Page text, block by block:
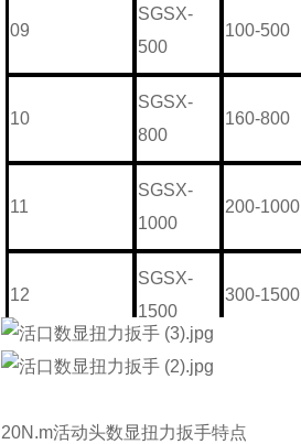
09
SGSX-
500
100-500
10
SGSX-
800
160-800
11
SGSX-
1000
200-1000
12
SGSX-
1500
300-1500
SGSX-
20N.m活动头数显扭力扳手特点